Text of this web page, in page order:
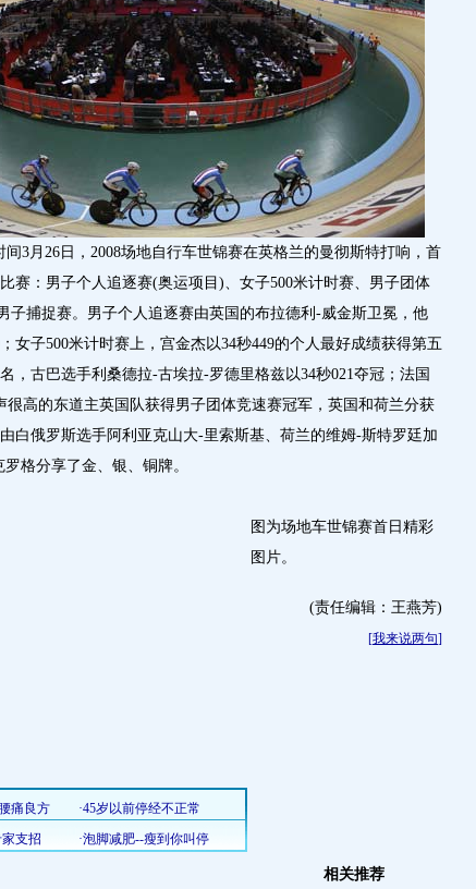
3月26日，2008场地自行车世锦赛在英格兰的曼彻斯特打响，首
赛：男子个人追逐赛(奥运项目)、女子500米计时赛、男子团体
子捕捉赛。男子个人追逐赛由英国的布拉德利-威金斯卫冕，他
女子500米计时赛上，宫金杰以34秒449的个人最好成绩获得第五
，古巴选手利桑德拉-古埃拉-罗德里格兹以34秒021夺冠；法国
很高的东道主英国队获得男子团体竞速赛冠军，英国和荷兰分获
白俄罗斯选手阿利亚克山大-里索斯基、荷兰的维姆-斯特罗廷加
格分享了金、银、铜牌。
图为场地车世锦赛首日精彩
图片。
(责任编辑：王燕芳)
[我来说两句]
相关推荐